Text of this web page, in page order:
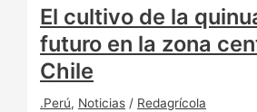
El cultivo de la
futuro en la zona
Chile
.Perú, Noticias / Redagrícola